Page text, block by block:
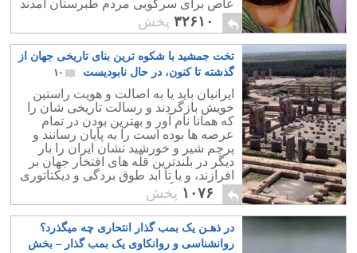
عاص برای سرکوبی مردم طبرستان آمدند
ومردمان بی دفاع یک قلعه را کشتند.
۳۲۶۱۰ پخش
تخت جمشید با شکوه ترین بنای تاریخی جهان از
گذشته تا کنون، در حال نابودیست
۱۰
ایرانیان باید یا به اصالت و هویت راستین
خویش بازگردند و رسالت تاریخی شان را
که همانا نام آور و بهترین بودن در تمام
عرصه ها بوده است را به پایان رسانند و
پرچم شیر و خورشید نشان ایران را بار
دیگر در بلندترین قلّه های افتخار جهان بر
افرازند، و یا تا ابد طوق بردگی و دیکتاتوری
مذهبی را برگردن خود نهند.
۱۰۷۶ پخش
در ذهـن یک بمب گذار انتحاری چه میگذرد؟
روانشناسی و روانکاوی یک بمب گذار – بخش